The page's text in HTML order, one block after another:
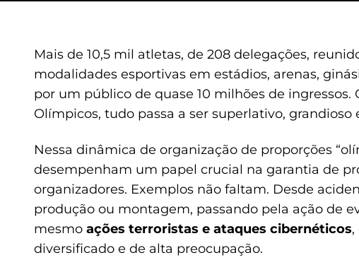
Mais de 10,5 mil atletas, de 208 delegações,
modalidades esportivas em estádios, arenas,
por um público de quase 10 milhões de ingressos.
Olímpicos, tudo passa a ser superlativo, grandioso
Nessa dinâmica de organização de proporções
desempenham um papel crucial na garantia de
organizadores. Exemplos não faltam. Desde
produção ou montagem, passando pela ação de
mesmo ações terroristas e ataques cibernéticos
diversificado e de alta preocupação.